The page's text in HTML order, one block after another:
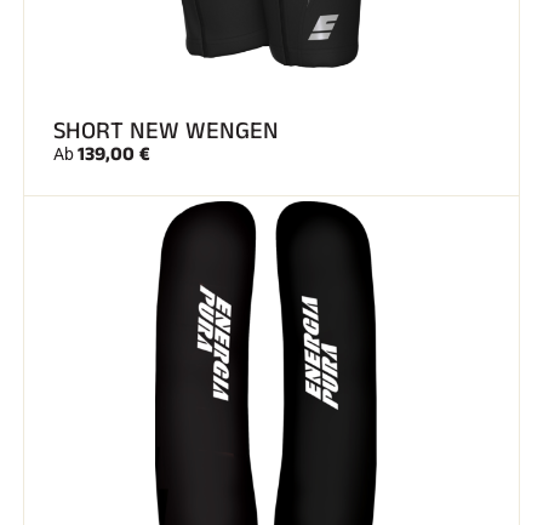
SKILANGLAUF
SHORT NEW WENGEN
Ab139,00 €